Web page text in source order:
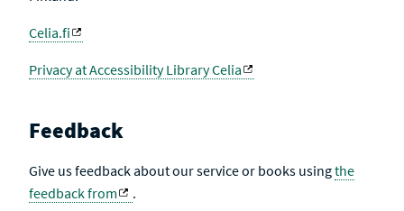
Celia.fi
Privacy at Accessibility Library Celia
Feedback
Give us feedback about our service or books usingthe
feedback from
.